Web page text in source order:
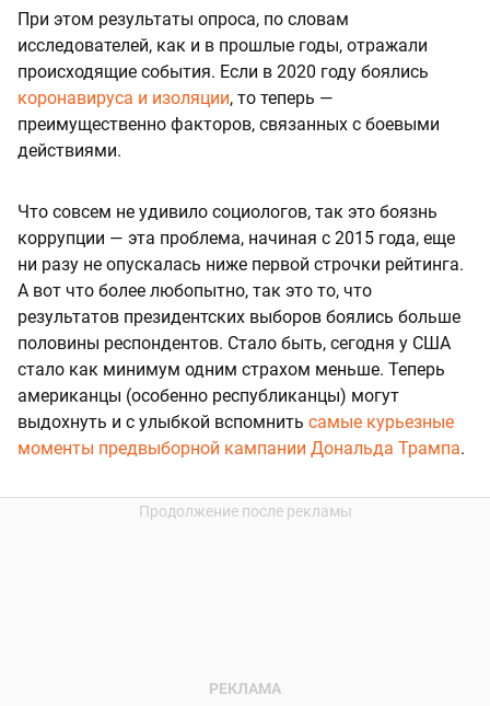
При этом результаты опроса, по словам
исследователей, как и в прошлые годы, отражали
происходящие события. Если в 2020 году боялись
коронавируса и изоляции, то теперь —
преимущественно факторов, связанных с боевыми
действиями.
Что совсем не удивило социологов, так это боязнь
коррупции — эта проблема, начиная с 2015 года, еще
ни разу не опускалась ниже первой строчки рейтинга.
А вот что более любопытно, так это то, что
результатов президентских выборов боялись больше
половины респондентов. Стало быть, сегодня у США
стало как минимум одним страхом меньше. Теперь
американцы (особенно республиканцы) могут
выдохнуть и с улыбкой вспомнить самые курьезные
моменты предвыборной кампании Дональда Трампа.